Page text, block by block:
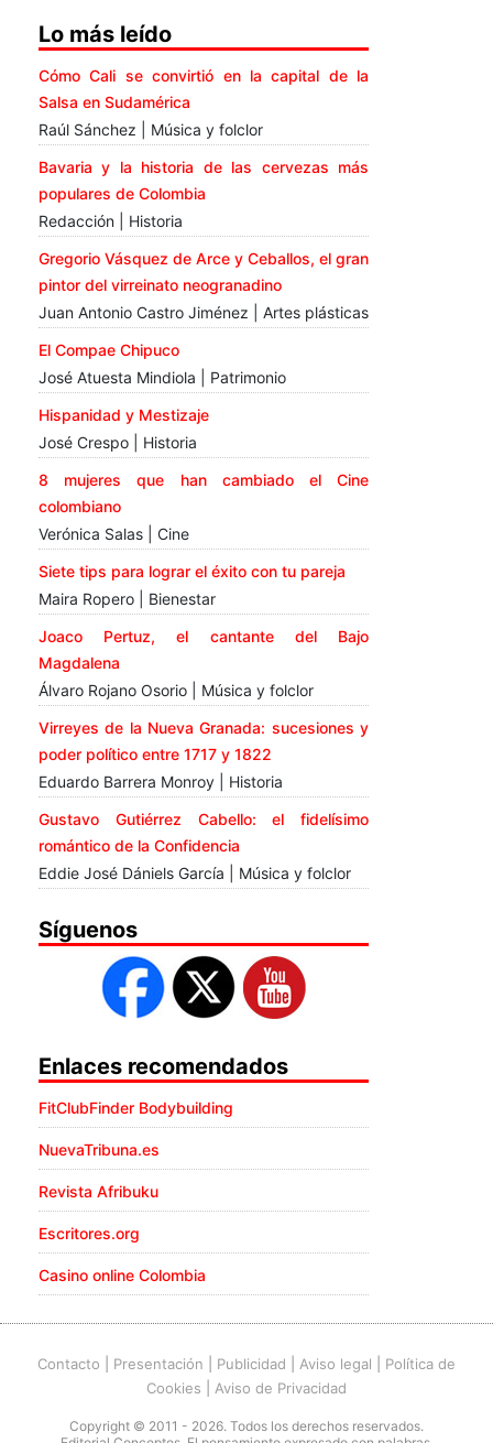
Lo más leído
Cómo Cali se convirtió en la capital de la
Salsa en Sudamérica
Raúl Sánchez | Música y folclor
Bavaria y la historia de las cervezas más
populares de Colombia
Redacción | Historia
Gregorio Vásquez de Arce y Ceballos, el gran
pintor del virreinato neogranadino
Juan Antonio Castro Jiménez | Artes plásticas
El Compae Chipuco
José Atuesta Mindiola | Patrimonio
Hispanidad y Mestizaje
José Crespo | Historia
8 mujeres que han cambiado el Cine
colombiano
Verónica Salas | Cine
Siete tips para lograr el éxito con tu pareja
Maira Ropero | Bienestar
Joaco Pertuz, el cantante del Bajo
Magdalena
Álvaro Rojano Osorio | Música y folclor
Virreyes de la Nueva Granada: sucesiones y
poder político entre 1717 y 1822
Eduardo Barrera Monroy | Historia
Gustavo Gutiérrez Cabello: el fidelísimo
romántico de la Confidencia
Eddie José Dániels García | Música y folclor
Síguenos
Enlaces recomendados
FitClubFinder Bodybuilding
NuevaTribuna.es
Revista Afribuku
Escritores.org
Casino online Colombia
Contacto Presentación Publicidad Aviso legal
Política de
Cookies
Aviso de Privacidad
Copyright © 2011 - 2026. Todos los derechos reservados.